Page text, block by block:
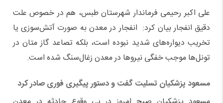
علی اکبر رحیمی فرماندار شهرستان طبس، هم در خصوص علت
دقیق انفجار بیان کرد: انفجار در معدن به صورت آتش‌سوزی یا
تخریب دیواره‌های شدید نبوده است، بلکه تصاعد گاز متان در
تونل‌ها موجب خفگی نیروها در معدن زغال‌سنگ شده است.
مسعود پزشکیان تسلیت گفت و دستور پیگیری فوری صادر کرد